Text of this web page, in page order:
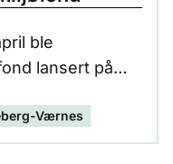
ble
lansert på
Nye Veier AS
kroner til
Værnes